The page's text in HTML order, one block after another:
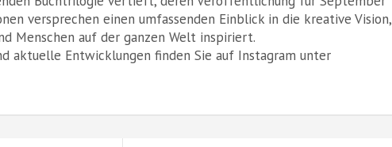
versprechen einen umfassenden Einblick in die kreative Vision,
Menschen auf der ganzen Welt inspiriert.
aktuelle Entwicklungen finden Sie auf Instagram unter